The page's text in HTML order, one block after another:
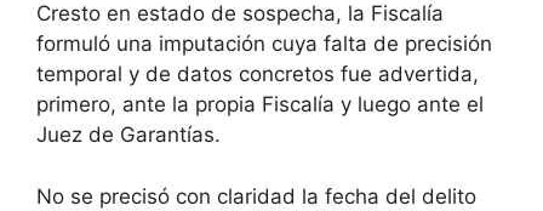
Cresto en estado de sospecha, la Fiscalía
formuló una imputación cuya falta de precisión
temporal y de datos concretos fue advertida,
primero, ante la propia Fiscalía y luego ante el
Juez de Garantías.
No se precisó con claridad la fecha del delito